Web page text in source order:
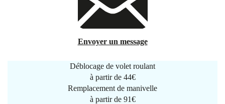
Envoyer un message
Déblocage de volet roulant
à partir de 44€
Remplacement de manivelle
à partir de 91€